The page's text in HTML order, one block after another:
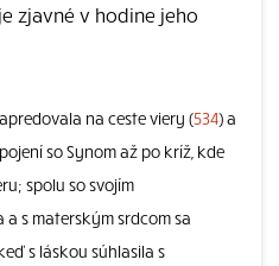
zjavné v hodine jeho
na ceste viery (534) a
so Synom až po kríž, kde
spolu so svojím
s materským srdcom sa
s láskou súhlasila s